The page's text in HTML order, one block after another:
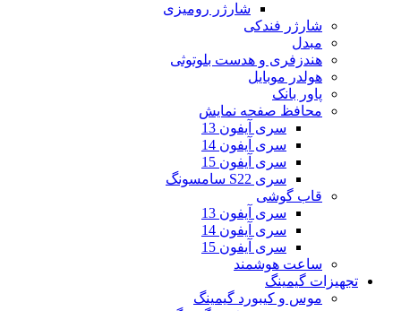
شارژر رومیزی
شارژر فندکی
مبدل
هندزفری و هدست بلوتوثی
هولدر موبایل
پاور بانک
محافظ صفحه نمایش
سری آیفون 13
سری آیفون 14
سری آیفون 15
سری S22 سامسونگ
قاب گوشی
سری آیفون 13
سری آیفون 14
سری آیفون 15
ساعت هوشمند
تجهیزات گیمینگ
موس و کیبورد گیمینگ